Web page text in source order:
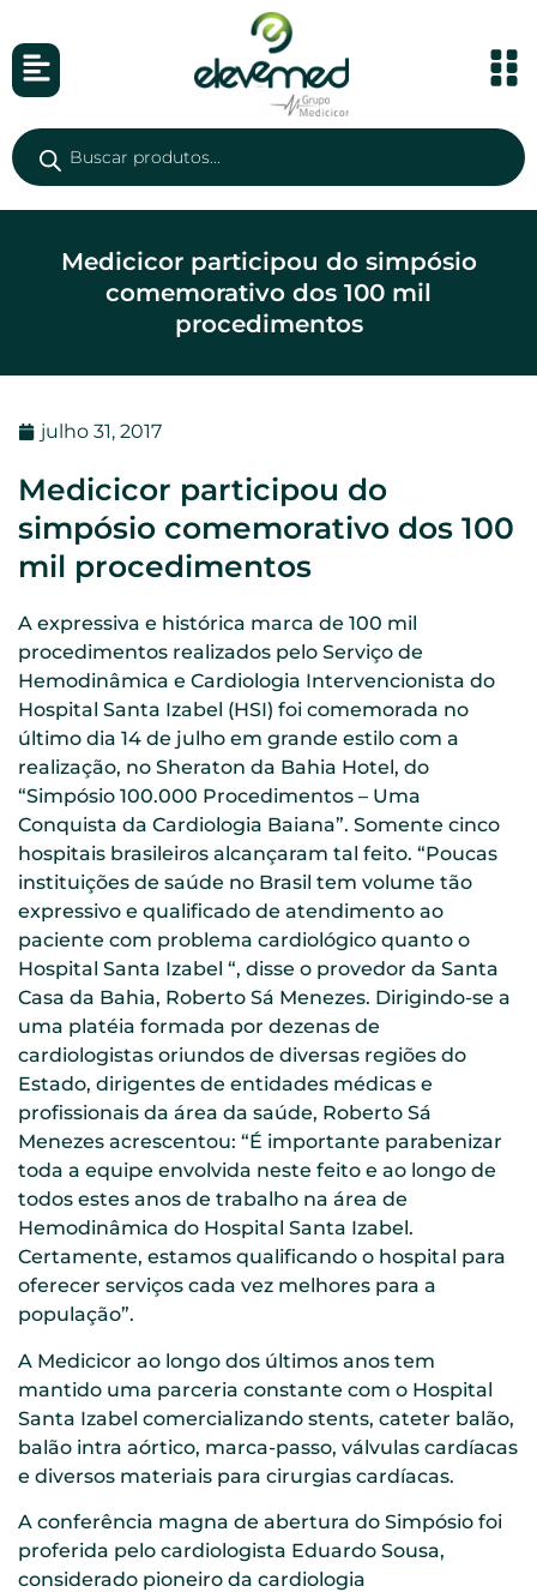
Medicicor participou do simpósio
comemorativo dos 100 mil
procedimentos
julho 31, 2017
Medicicor participou do
simpósio comemorativo dos 100
mil procedimentos
A expressiva e histórica marca de 100 mil
procedimentos realizados pelo Serviço de
Hemodinâmica e Cardiologia Intervencionista do
Hospital Santa Izabel (HSI) foi comemorada no
último dia 14 de julho em grande estilo com a
realização, no Sheraton da Bahia Hotel, do
“Simpósio 100.000 Procedimentos – Uma
Conquista da Cardiologia Baiana”. Somente cinco
hospitais brasileiros alcançaram tal feito. “Poucas
instituições de saúde no Brasil tem volume tão
expressivo e qualificado de atendimento ao
paciente com problema cardiológico quanto o
Hospital Santa Izabel “, disse o provedor da Santa
Casa da Bahia, Roberto Sá Menezes. Dirigindo-se a
uma platéia formada por dezenas de
cardiologistas oriundos de diversas regiões do
Estado, dirigentes de entidades médicas e
profissionais da área da saúde, Roberto Sá
Menezes acrescentou: “É importante parabenizar
toda a equipe envolvida neste feito e ao longo de
todos estes anos de trabalho na área de
Hemodinâmica do Hospital Santa Izabel.
Certamente, estamos qualificando o hospital para
oferecer serviços cada vez melhores para a
população”.
A Medicicor ao longo dos últimos anos tem
mantido uma parceria constante com o Hospital
Santa Izabel comercializando stents, cateter balão,
balão intra aórtico, marca-passo, válvulas cardíacas
e diversos materiais para cirurgias cardíacas.
A conferência magna de abertura do Simpósio foi
proferida pelo cardiologista Eduardo Sousa,
considerado pioneiro da cardiologia